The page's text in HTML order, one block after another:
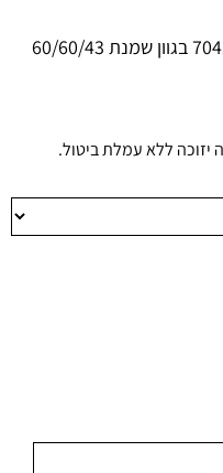
יזוכה ללא עמלת ביטול.